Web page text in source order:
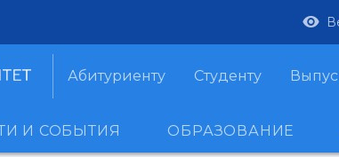
Абитуриенту Студенту
И СОБЫТИЯ ОБРАЗОВАНИЕ